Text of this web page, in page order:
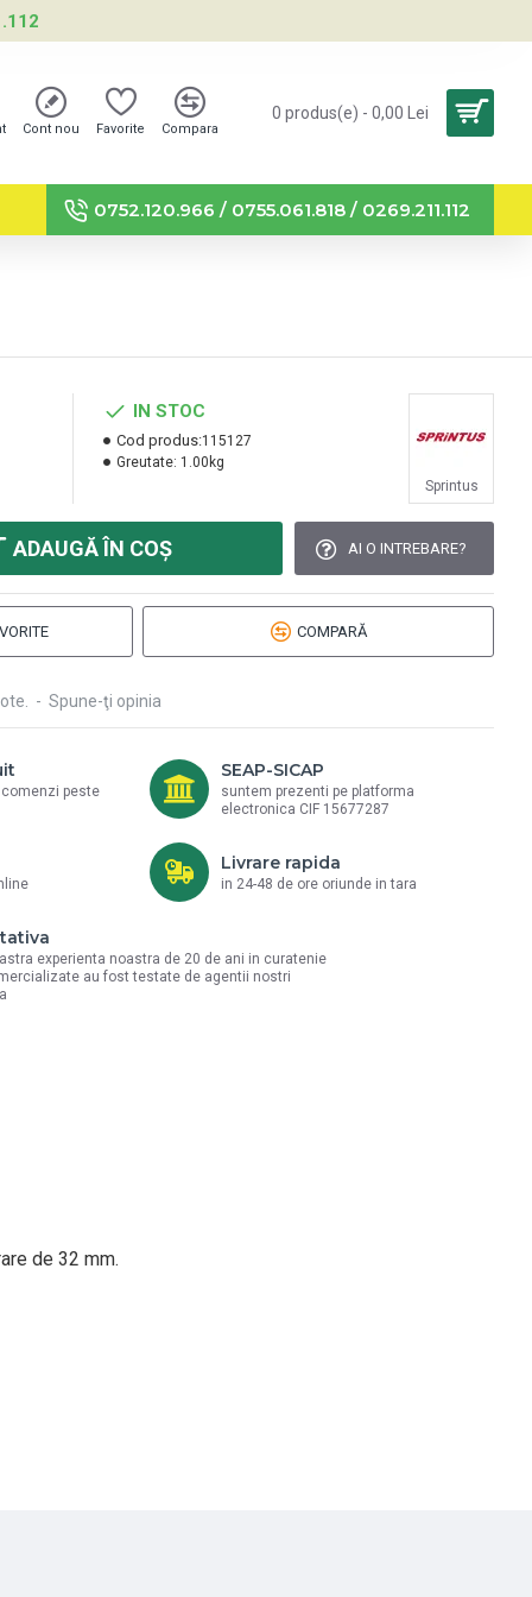
Cont nou Favorite Compara
0 produs(e) - 0,00 Lei
0752.120.966 / 0755.061.818 / 0269.211.112
- Spune-ţi opinia
IN STOC
Cod produs:115127
Greutate: 1.00kg
Sprintus
ADAUGĂ ÎN COŞ AI O INTREBARE?
COMPARĂ
peste
SEAP-SICAP
suntem prezenti pe platforma
electronica CIF 15677287
Livrare rapida
in 24-48 de ore oriunde in tara
experienta noastra de 20 de ani in curatenie
au fost testate de agentii nostri
de 32 mm.